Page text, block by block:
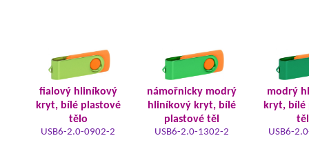
fialový hliníkový
kryt, bílé plastové
tělo
USB6-2.0-0902-2
námořnicky modrý
hliníkový kryt, bílé
plastové těl
USB6-2.0-1302-2
modrý
kryt, bílé
USB6-